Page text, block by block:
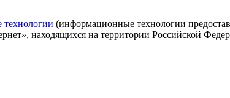
технологии (информационные технологии
находящихся на территории Российской